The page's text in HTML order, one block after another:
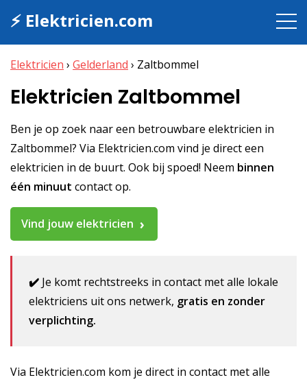
⚡ Elektricien.com
Elektricien › Gelderland › Zaltbommel
Elektricien Zaltbommel
Ben je op zoek naar een betrouwbare elektricien in
Zaltbommel? Via Elektricien.com vind je direct een
elektricien in de buurt. Ook bij spoed! Neem binnen
één minuut contact op.
Vind jouw elektricien
✔️ Je komt rechtstreeks in contact met alle lokale
elektriciens uit ons netwerk, gratis en zonder
verplichting.
Via Elektricien.com kom je direct in contact met alle